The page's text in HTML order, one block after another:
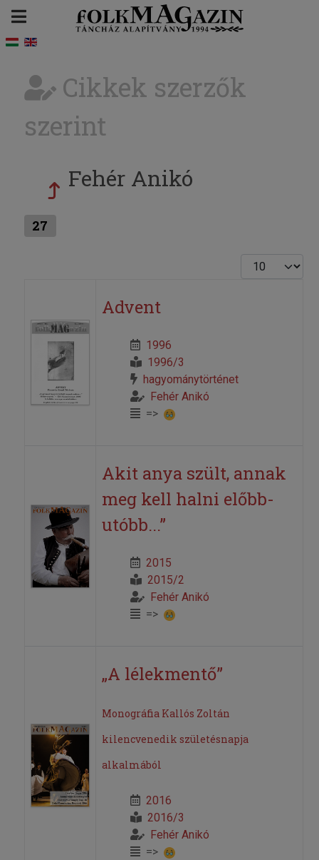
Cikkek szerzők
szerint
Fehér Anikó
27
Tételek #
Advent
1996
1996/3
hagyománytörténet
Fehér Anikó
=>
Akit anya szült, annak
meg kell halni előbb-
utóbb...”
2015
2015/2
Fehér Anikó
=>
„A lélekmentő”
Monográfia Kallós Zoltán
kilencvenedik születésnapja
alkalmából
2016
2016/3
Fehér Anikó
=>